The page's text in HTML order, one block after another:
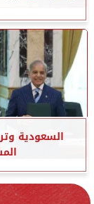
السعودية